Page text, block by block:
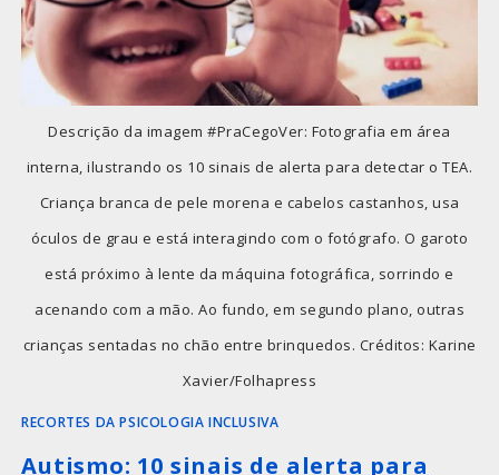
Descrição da imagem #PraCegoVer: Fotografia em área
interna, ilustrando os 10 sinais de alerta para detectar o TEA.
Criança branca de pele morena e cabelos castanhos, usa
óculos de grau e está interagindo com o fotógrafo. O garoto
está próximo à lente da máquina fotográfica, sorrindo e
acenando com a mão. Ao fundo, em segundo plano, outras
crianças sentadas no chão entre brinquedos. Créditos: Karine
Xavier/Folhapress
RECORTES DA PSICOLOGIA INCLUSIVA
Autismo: 10 sinais de alerta para